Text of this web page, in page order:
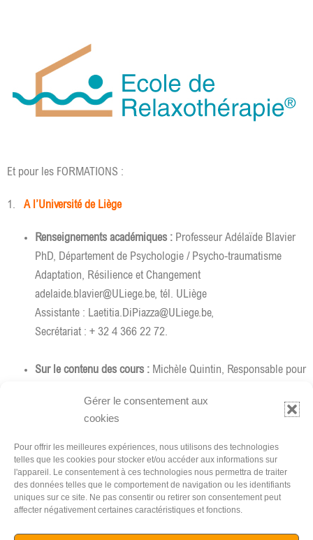
Gérer le consentement aux
cookies
Pour offrir les meilleures expériences, nous utilisons des technologies
telles que les cookies pour stocker et/ou accéder aux informations sur
l'appareil. Le consentement à ces technologies nous permettra de traiter
des données telles que le comportement de navigation ou les identifiants
uniques sur ce site. Ne pas consentir ou retirer son consentement peut
affecter négativement certaines caractéristiques et fonctions.
Et pour les FORMATIONS :
1. A l’Université de Liège
Renseignements académiques : Professeur Adélaïde Blavier
PhD, Département de Psychologie / Psycho-traumatisme
Adaptation, Résilience et Changement
adelaide.blavier@ULiege.be, tél. ULiège
Assistante : Laetitia.DiPiazza@ULiege.be,
Secrétariat : + 32 4 366 22 72.
Sur le contenu des cours : Michèle Quintin, Responsable pour
00 32 483 048 088, mquintin.relaxotherapy@gmail.com
2.Dans votre institution ou entreprise :
Michèle Quintin, responsable pédagogique,
info@relaxotherapy.com
Comment arriver au Centre de Relaxothérapie®?Cliquez ici